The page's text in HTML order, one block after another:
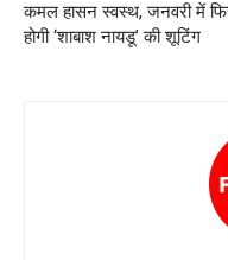
कमल हासन स्‍वस्‍थ, जनवरी में
होगी ‘शाबाश नायडू’ की शूटिंग